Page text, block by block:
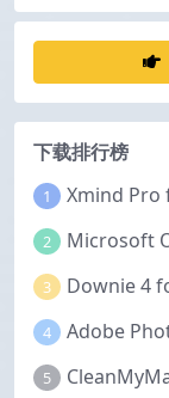
下载排行榜
1
2
3
4
5